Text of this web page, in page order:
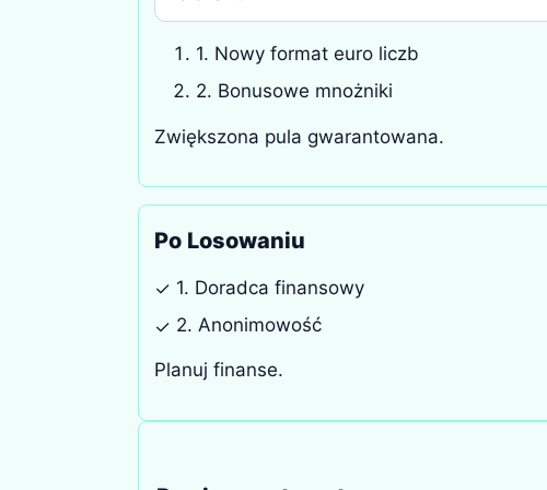
1. Nowy format euro liczb
2. Bonusowe mnożniki
Zwiększona pula gwarantowana.
Po Losowaniu
✓ 1. Doradca finansowy
✓ 2. Anonimowość
Planuj finanse.